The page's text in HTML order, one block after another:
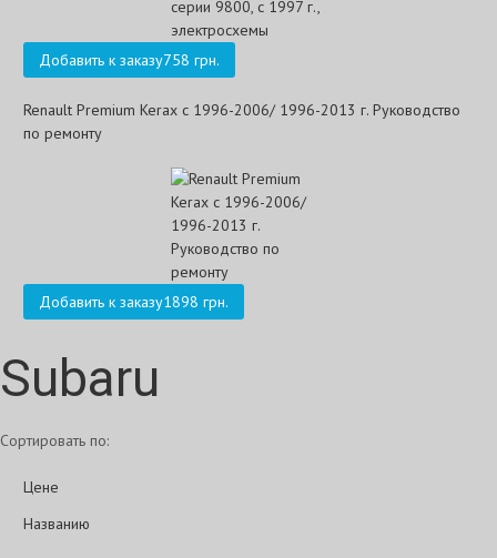
Добавить к заказу758 грн.
Renault Premium Kerax с 1996-2006/ 1996-2013 г. Руководство
по ремонту
Добавить к заказу1898 грн.
Subaru
Сортировать по:
Цене
Названию